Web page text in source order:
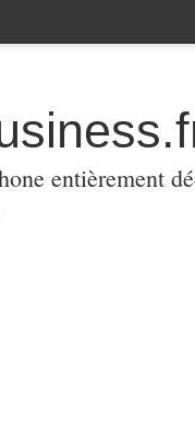
entièrement